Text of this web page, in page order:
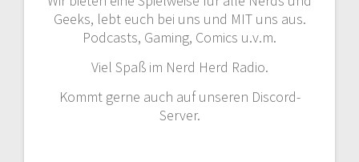
Geeks, lebt euch bei uns und MIT uns aus.
Podcasts, Gaming, Comics u.v.m.
Viel Spaß im Nerd Herd Radio.
Kommt gerne auch auf unseren Discord-
Server.